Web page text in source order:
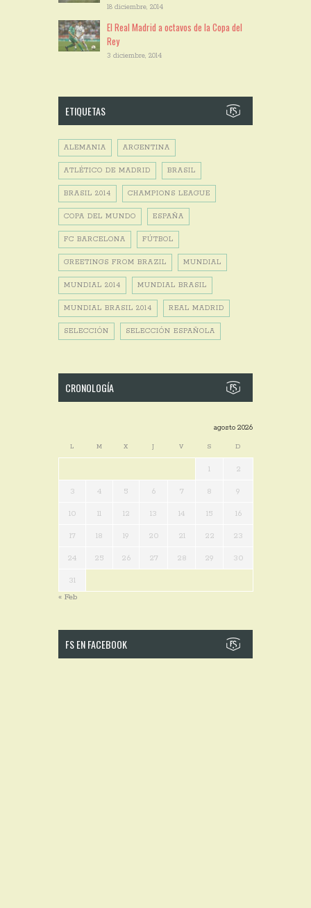
18 diciembre, 2014
El Real Madrid a octavos de la Copa del
Rey
3 diciembre, 2014
ETIQUETAS
ALEMANIA ARGENTINA
ATLÉTICO DE MADRID BRASIL
BRASIL 2014 CHAMPIONS LEAGUE
COPA DEL MUNDO ESPAÑA
FC BARCELONA FÚTBOL
GREETINGS FROM BRAZIL MUNDIAL
MUNDIAL 2014 MUNDIAL BRASIL
MUNDIAL BRASIL 2014 REAL MADRID
SELECCIÓN SELECCIÓN ESPAÑOLA
CRONOLOGÍA
agosto 2026
L M X J V S D
1 2
3 4 5 6 7 8 9
10 11 12 13 14 15 16
17 18 19 20 21 22 23
24 25 26 27 28 29 30
31
« Feb
FS EN FACEBOOK